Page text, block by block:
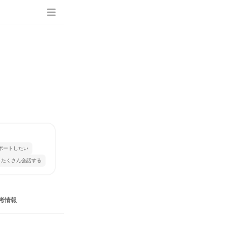
ートしたい
たくさん会話する
情報